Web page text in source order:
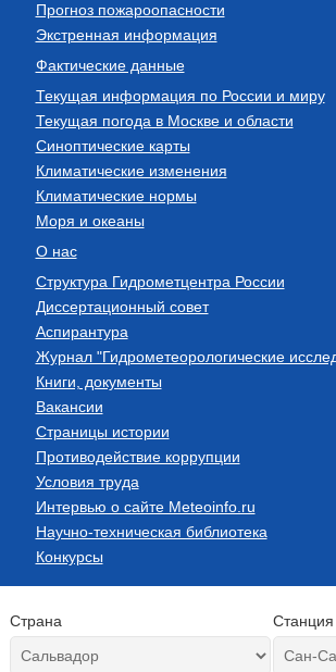
Прогноз пожароопасности
Экстренная информация
Фактические данные
Текущая информация по России и миру
Текущая погода в Москве и области
Синоптические карты
Климатические изменения
Климатические нормы
Моря и океаны
О нас
Структура Гидрометцентра России
Диссертационный совет
Аспирантура
Журнал "Гидрометеорологические
Книги, документы
Вакансии
Страницы истории
Противодействие коррупции
Условия труда
Интервью о сайте Meteoinfo.ru
Научно-техническая библиотека
Конкурсы
Страна Станция